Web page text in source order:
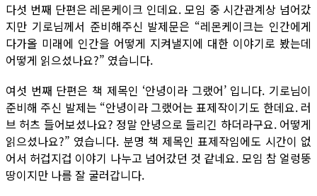
다섯 번째 단편은 레몬케이크 인데요. 모임 중 시간관계상 넘어갔
지만 기로님께서 준비해주신 발제문은 “레몬케이크는 인간에게
다가올 미래에 인간을 어떻게 지켜낼지에 대한 이야기로 봤는데
어떻게 읽으셨나요?” 였습니다.
여섯 번째 단편은 책 제목인 ‘안녕이라 그랬어’ 입니다. 기로님이
준비해 주신 발제는 “안녕이라 그랬어는 표제작이기도 한데요. 러
브 허츠 들어보셨나요? 정말 안녕으로 들리긴 하더라구요. 어떻게
읽으셨나요?” 였습니다. 분명 책 제목인 표제작임에도 시간이 없
어서 허겁지겁 이야기 나누고 넘어갔던 것 같네요. 모임 참 얼렁뚱
땅이지만 나름 잘 굴러갑니다.